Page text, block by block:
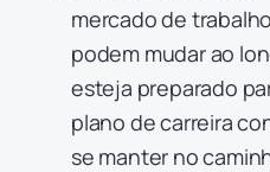
mercado de
podem mudar ao
esteja preparado
plano de carreira
se manter no